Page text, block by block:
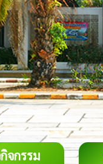
จกรรม